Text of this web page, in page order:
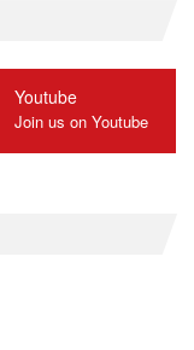
Youtube
Join us on Youtube